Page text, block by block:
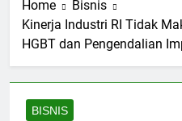
Home
Bisnis
Kinerja Industri RI Tidak
HGBT dan Pengendalian
BISNIS